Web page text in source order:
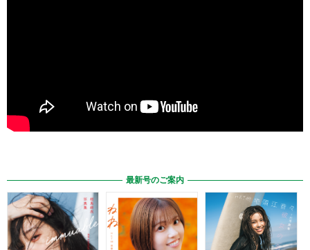
最新号のご案内